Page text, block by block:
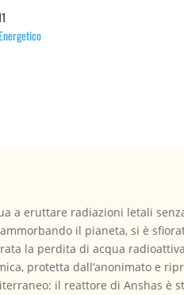
a eruttare radiazioni letali
il pianeta, si è
la perdita di acqua
protetta dall’anonimato e
il reattore di Anshas è